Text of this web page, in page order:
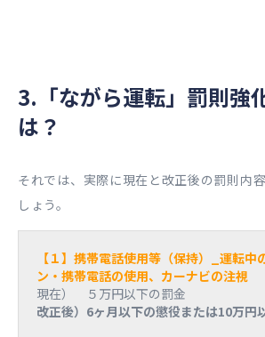
3.「ながら運転」罰則強
は？
それでは、実際に現在と改正後の罰則内
しょう。
【１】携帯電話使用等（保持）_運転中
ン・携帯電話の使用、カーナビの注視
現在） ５万円以下の罰金
改正後）6ヶ月以下の懲役または10万円